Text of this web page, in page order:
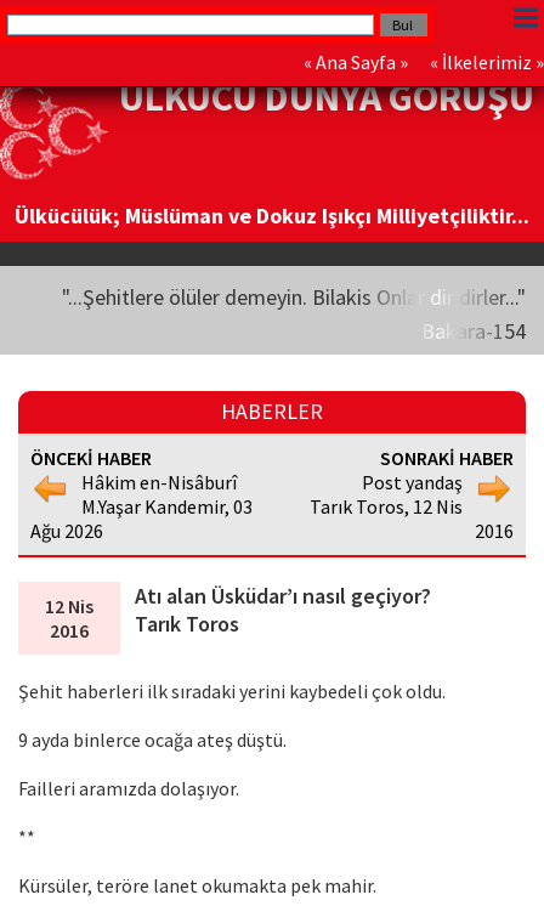
« Ana Sayfa » « İlkelerimiz »
ÜLKÜCÜ DÜNYA GÖRÜŞÜ
Ülkücülük; Müslüman ve Dokuz Işıkçı Milliyetçiliktir...
"...Şehitlere ölüler demeyin. Bilakis Onlar diridirler..."
Bakara-154
HABERLER
ÖNCEKİ HABER
Hâkim en-Nisâburî
M.Yaşar Kandemir, 03
Ağu 2026
SONRAKİ HABER
Post yandaş
Tarık Toros, 12 Nis
2016
12 Nis
2016
Atı alan Üsküdar’ı nasıl geçiyor?
Tarık Toros
Şehit haberleri ilk sıradaki yerini kaybedeli çok oldu.
9 ayda binlerce ocağa ateş düştü.
Failleri aramızda dolaşıyor.
**
Kürsüler, teröre lanet okumakta pek mahir.